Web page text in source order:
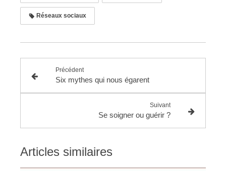
Réseaux sociaux
Précédent
Six mythes qui nous égarent
Suivant
Se soigner ou guérir ?
Articles similaires